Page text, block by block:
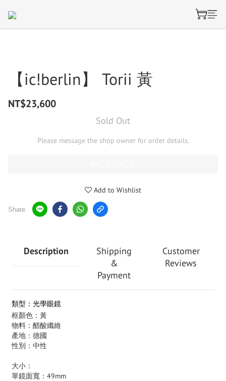
【ic!berlin】 Torii 黃
NT$23,600
Sold Out
Please message the shop owner for order details.
Add to Wishlist
Share
Description
Shipping
&
Payment
Customer
Reviews
類型：光學眼鏡
框顏色：黃
物料：醋酸纖維
產地：德國
性別：中性
大小：
單鏡面寬：49mm